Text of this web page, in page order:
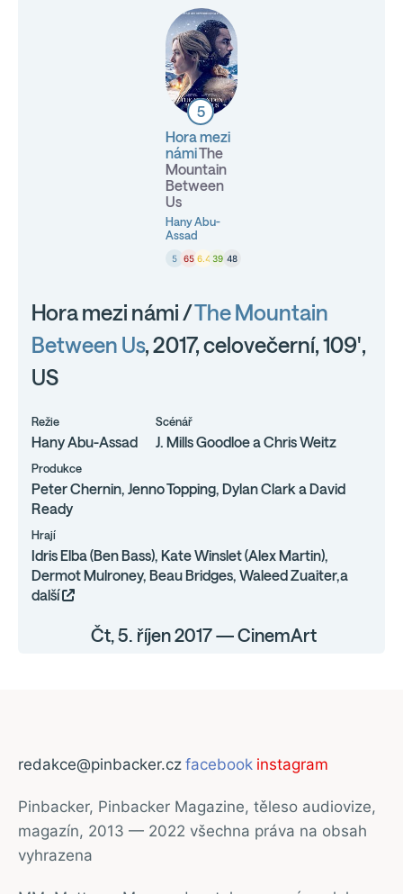
5
Hora mezi
námiThe
Mountain
Between
Us
Hany Abu-
Assad
5 65 6.4 39 48
Hora mezi námi /The Mountain
Between Us, 2017, celovečerní, 109',
US
Režie
Hany Abu-Assad
Scénář
J. Mills Goodloe a Chris Weitz
Produkce
Peter Chernin, Jenno Topping, Dylan Clark a David
Ready
Hrají
Idris Elba (Ben Bass), Kate Winslet (Alex Martin),
Dermot Mulroney, Beau Bridges, Waleed Zuaiter,a
další
Čt, 5. říjen 2017 — CinemArt
redakce@pinbacker.cz facebook instagram
Pinbacker, Pinbacker Magazine, těleso audiovize,
magazín, 2013 — 2022 všechna práva na obsah
vyhrazena